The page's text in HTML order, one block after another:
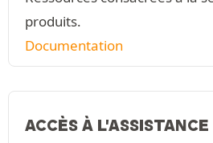
produits.
Documentation
ACCÈS À L'ASSISTANCE